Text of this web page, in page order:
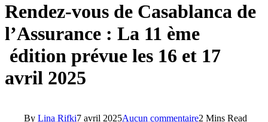
Rendez-vous de Casablanca de
l’Assurance : La 11 ème
édition prévue les 16 et 17
avril 2025
By Lina Rifki7 avril 2025Aucun commentaire2 Mins Read